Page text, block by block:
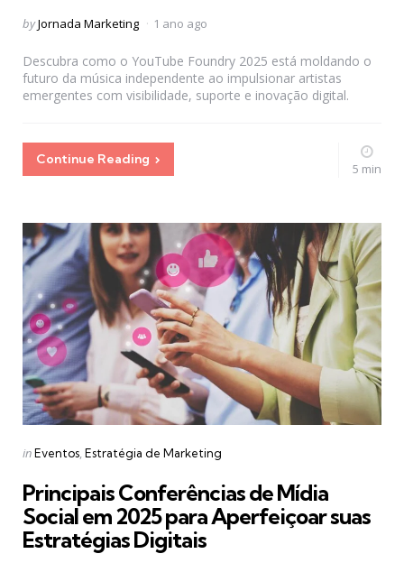
Posted
byJornada Marketing 1 ano ago
Descubra como o YouTube Foundry 2025 está moldando o
futuro da música independente ao impulsionar artistas
emergentes com visibilidade, suporte e inovação digital.
Continue Reading
5 min
Categories
Posted
inEventos Estratégia de Marketing
Principais Conferências de Mídia
Social em 2025 para Aperfeiçoar suas
Estratégias Digitais